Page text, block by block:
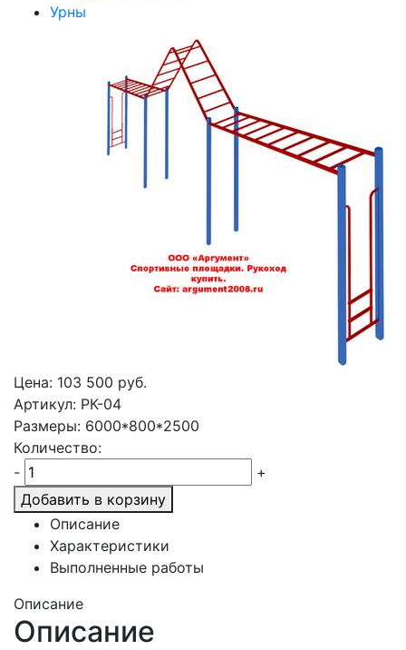
Урны
Цена: 103 500 руб.
Артикул: РК-04
Размеры: 6000*800*2500
Количество:
-
+
Добавить в корзину
Описание
Характеристики
Выполненные работы
Описание
Описание